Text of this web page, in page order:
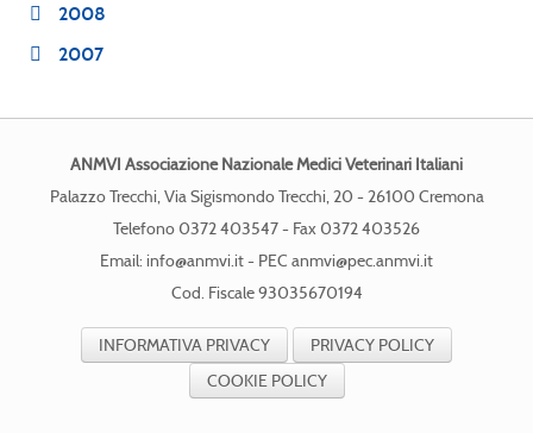
2008
2007
ANMVI Associazione Nazionale Medici Veterinari Italiani
Palazzo Trecchi, Via Sigismondo Trecchi, 20 - 26100 Cremona
Telefono 0372 403547 - Fax 0372 403526
Email: info@anmvi.it- PEC anmvi@pec.anmvi.it
Cod. Fiscale 93035670194
INFORMATIVA PRIVACY
PRIVACY POLICY
COOKIE POLICY